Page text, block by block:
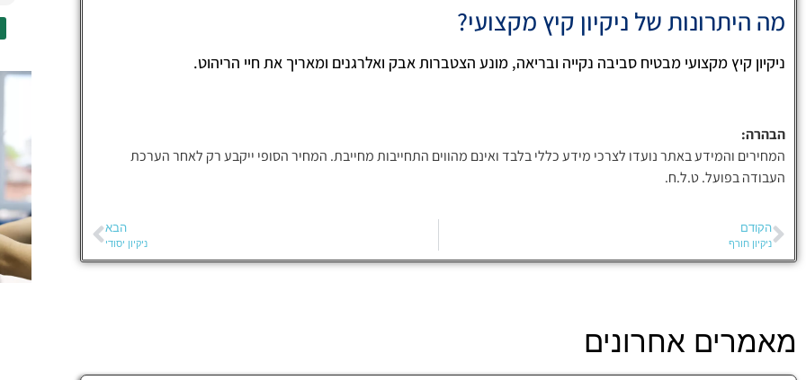
מה היתרונות של ניקיון קיץ מקצועי?
ניקיון קיץ מקצועי מבטיח סביבה נקייה ובריאה, מונע הצטברות אבק ואלרגנים ומאריך את חיי הריהוט.
הבהרה:
המחירים והמידע באתר נועדו לצרכי מידע כללי בלבד ואינם מהווים התחייבות מחייבת. המחיר הסופי ייקבע רק לאחר הערכת
העבודה בפועל. ט.ל.ח.
הקודם
ניקיון חורף
הבא
ניקיון יסודי
מאמרים אחרונים
מהשקיפות בתהליך – הסבירו לי בדיוק מה
לכל מי שמחפש שירות פוליש מקצועי ואמין.